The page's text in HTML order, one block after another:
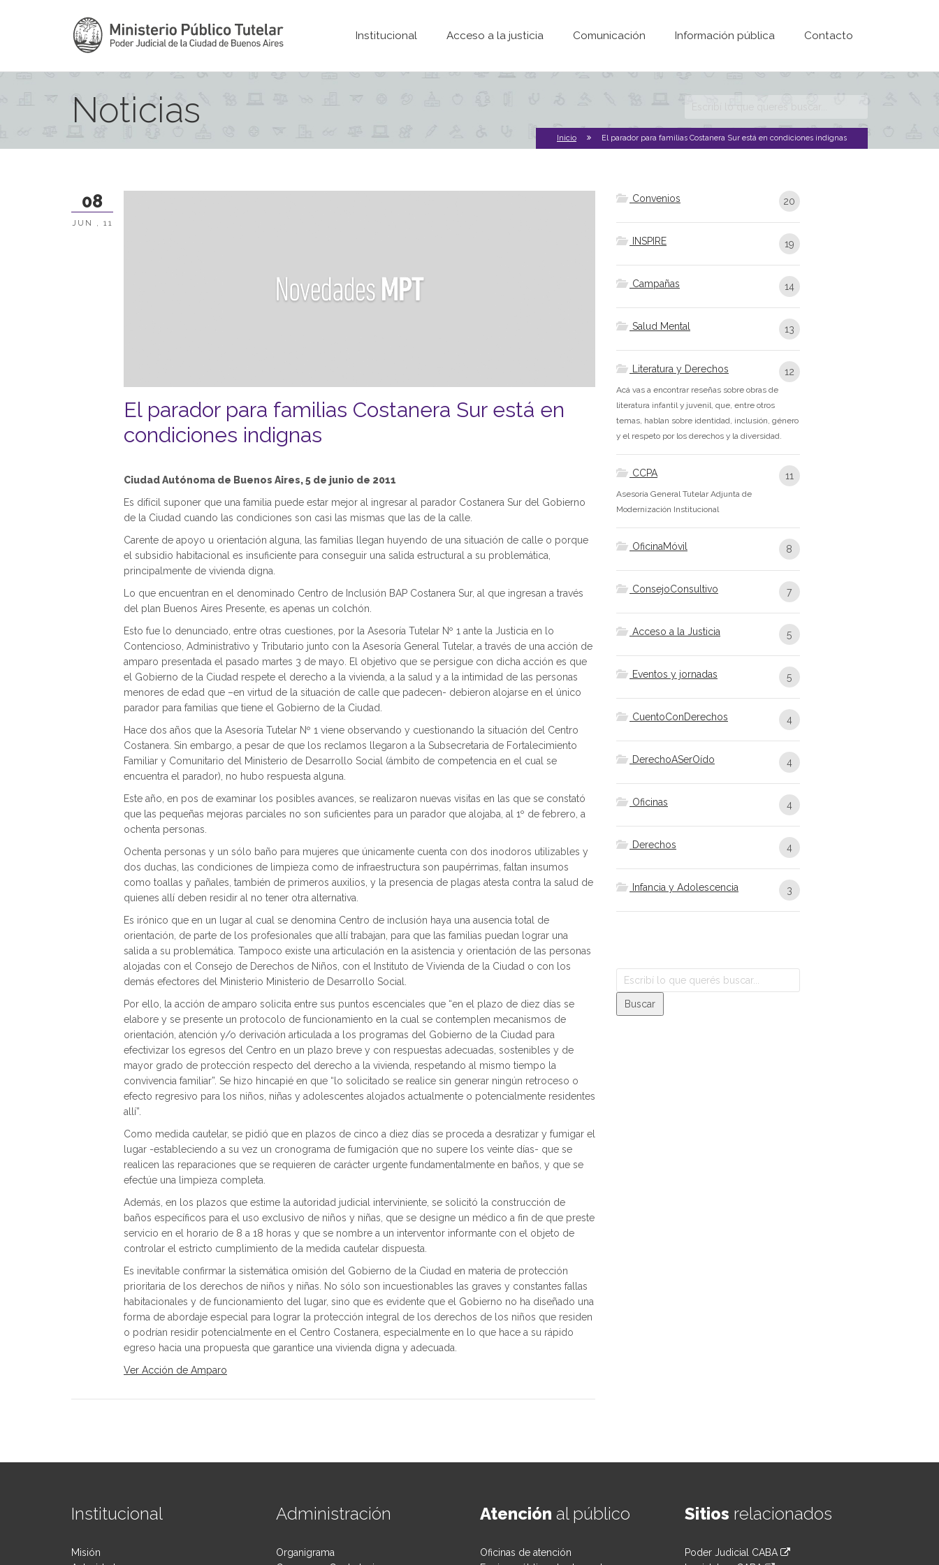
Institucional Acceso a la justicia Comunicación Información pública Contacto
Noticias
Formulario de
búsqueda
Inicio El parador para familias Costanera Sur está en condiciones indignas
El parador para familias Costanera Sur está en
condiciones indignas
08
JUN , 11
Ciudad Autónoma de Buenos Aires, 5 de junio de 2011
Es difícil suponer que una familia puede estar mejor al ingresar al parador Costanera Sur del Gobierno
de la Ciudad cuando las condiciones son casi las mismas que las de la calle.
Carente de apoyo u orientación alguna, las familias llegan huyendo de una situación de calle o porque
el subsidio habitacional es insuficiente para conseguir una salida estructural a su problemática,
principalmente de vivienda digna.
Lo que encuentran en el denominado Centro de Inclusión BAP Costanera Sur, al que ingresan a través
del plan Buenos Aires Presente, es apenas un colchón.
Esto fue lo denunciado, entre otras cuestiones, por la Asesoría Tutelar Nº 1 ante la Justicia en lo
Contencioso, Administrativo y Tributario junto con la Asesoría General Tutelar, a través de una acción de
amparo presentada el pasado martes 3 de mayo. El objetivo que se persigue con dicha acción es que
el Gobierno de la Ciudad respete el derecho a la vivienda, a la salud y a la intimidad de las personas
menores de edad que –en virtud de la situación de calle que padecen- debieron alojarse en el único
parador para familias que tiene el Gobierno de la Ciudad.
Hace dos años que la Asesoría Tutelar Nº 1 viene observando y cuestionando la situación del Centro
Costanera. Sin embargo, a pesar de que los reclamos llegaron a la Subsecretaria de Fortalecimiento
Familiar y Comunitario del Ministerio de Desarrollo Social (ámbito de competencia en el cual se
encuentra el parador), no hubo respuesta alguna.
Este año, en pos de examinar los posibles avances, se realizaron nuevas visitas en las que se constató
que las pequeñas mejoras parciales no son suficientes para un parador que alojaba, al 1º de febrero, a
ochenta personas.
Ochenta personas y un sólo baño para mujeres que únicamente cuenta con dos inodoros utilizables y
dos duchas, las condiciones de limpieza como de infraestructura son paupérrimas, faltan insumos
como toallas y pañales, también de primeros auxilios, y la presencia de plagas atesta contra la salud de
quienes allí deben residir al no tener otra alternativa.
Es irónico que en un lugar al cual se denomina Centro de inclusión haya una ausencia total de
orientación, de parte de los profesionales que allí trabajan, para que las familias puedan lograr una
salida a su problemática. Tampoco existe una articulación en la asistencia y orientación de las personas
alojadas con el Consejo de Derechos de Niños, con el Instituto de Vivienda de la Ciudad o con los
demás efectores del Ministerio Ministerio de Desarrollo Social.
Por ello, la acción de amparo solicita entre sus puntos escenciales que “en el plazo de diez días se
elabore y se presente un protocolo de funcionamiento en la cual se contemplen mecanismos de
orientación, atención y/o derivación articulada a los programas del Gobierno de la Ciudad para
efectivizar los egresos del Centro en un plazo breve y con respuestas adecuadas, sostenibles y de
mayor grado de protección respecto del derecho a la vivienda, respetando al mismo tiempo la
convivencia familiar”. Se hizo hincapié en que “lo solicitado se realice sin generar ningún retroceso o
efecto regresivo para los niños, niñas y adolescentes alojados actualmente o potencialmente residentes
allí”.
Como medida cautelar, se pidió que en plazos de cinco a diez días se proceda a desratizar y fumigar el
lugar -estableciendo a su vez un cronograma de fumigación que no supere los veinte días- que se
realicen las reparaciones que se requieren de carácter urgente fundamentalmente en baños, y que se
efectúe una limpieza completa.
Además, en los plazos que estime la autoridad judicial interviniente, se solicitó la construcción de
baños específicos para el uso exclusivo de niños y niñas, que se designe un médico a fin de que preste
servicio en el horario de 8 a 18 horas y que se nombre a un interventor informante con el objeto de
controlar el estricto cumplimiento de la medida cautelar dispuesta.
Es inevitable confirmar la sistemática omisión del Gobierno de la Ciudad en materia de protección
prioritaria de los derechos de niños y niñas. No sólo son incuestionables las graves y constantes fallas
habitacionales y de funcionamiento del lugar, sino que es evidente que el Gobierno no ha diseñado una
forma de abordaje especial para lograr la protección integral de los derechos de los niños que residen
o podrían residir potencialmente en el Centro Costanera, especialmente en lo que hace a su rápido
egreso hacia una propuesta que garantice una vivienda digna y adecuada.
Ver Acción de Amparo
Convenios 20
INSPIRE 19
Campañas 14
Salud Mental 13
Literatura y Derechos 12
Acá vas a encontrar reseñas sobre obras de
literatura infantil y juvenil, que, entre otros
temas, hablan sobre identidad, inclusión, género
y el respeto por los derechos y la diversidad.
CCPA 11
Asesoría General Tutelar Adjunta de
Modernización Institucional
OficinaMóvil 8
ConsejoConsultivo 7
Acceso a la Justicia 5
Eventos y jornadas 5
CuentoConDerechos 4
DerechoASerOído 4
Oficinas 4
Derechos 4
Infancia y Adolescencia 3
Institucional
Misión
Administración
Organigrama
Atención al público
Oficinas de atención
Sitios relacionados
Poder Judicial CABA